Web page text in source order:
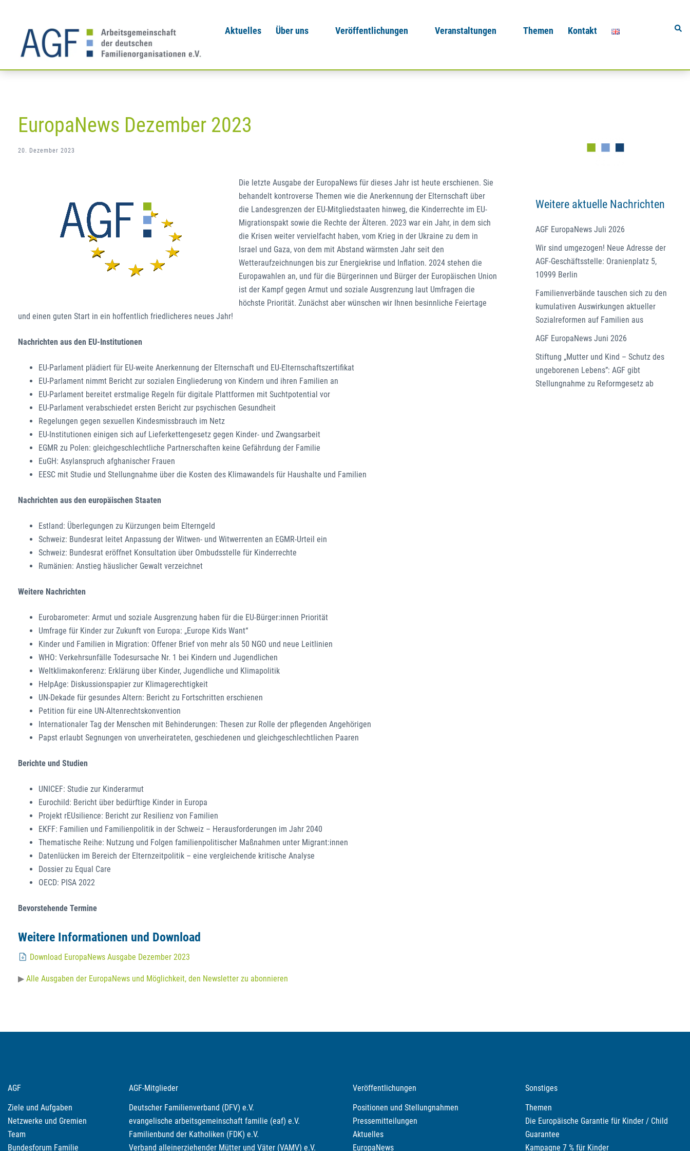
springen
Aktuelles Über uns Veröffentlichungen Veranstaltungen Themen Kontakt
EuropaNews Dezember 2023
20. Dezember 2023
Die letzte Ausgabe der EuropaNews für dieses Jahr ist heute erschienen. Sie
behandelt kontroverse Themen wie die Anerkennung der Elternschaft über
die Landesgrenzen der EU-Mitgliedstaaten hinweg, die Kinderrechte im EU-
Migrationspakt sowie die Rechte der Älteren. 2023 war ein Jahr, in dem sich
die Krisen weiter vervielfacht haben, vom Krieg in der Ukraine zu dem in
Israel und Gaza, von dem mit Abstand wärmsten Jahr seit den
Wetteraufzeichnungen bis zur Energiekrise und Inflation. 2024 stehen die
Europawahlen an, und für die Bürgerinnen und Bürger der Europäischen Union
ist der Kampf gegen Armut und soziale Ausgrenzung laut Umfragen die
höchste Priorität. Zunächst aber wünschen wir Ihnen besinnliche Feiertage
und einen guten Start in ein hoffentlich friedlicheres neues Jahr!
Nachrichten aus den EU-Institutionen
EU-Parlament plädiert für EU-weite Anerkennung der Elternschaft und EU-Elternschaftszertifikat
EU-Parlament nimmt Bericht zur sozialen Eingliederung von Kindern und ihren Familien an
EU-Parlament bereitet erstmalige Regeln für digitale Plattformen mit Suchtpotential vor
EU-Parlament verabschiedet ersten Bericht zur psychischen Gesundheit
Regelungen gegen sexuellen Kindesmissbrauch im Netz
EU-Institutionen einigen sich auf Lieferkettengesetz gegen Kinder- und Zwangsarbeit
EGMR zu Polen: gleichgeschlechtliche Partnerschaften keine Gefährdung der Familie
EuGH: Asylanspruch afghanischer Frauen
EESC mit Studie und Stellungnahme über die Kosten des Klimawandels für Haushalte und Familien
Nachrichten aus den europäischen Staaten
Estland: Überlegungen zu Kürzungen beim Elterngeld
Schweiz: Bundesrat leitet Anpassung der Witwen- und Witwerrenten an EGMR-Urteil ein
Schweiz: Bundesrat eröffnet Konsultation über Ombudsstelle für Kinderrechte
Rumänien: Anstieg häuslicher Gewalt verzeichnet
Weitere Nachrichten
Eurobarometer: Armut und soziale Ausgrenzung haben für die EU-Bürger:innen Priorität
Umfrage für Kinder zur Zukunft von Europa: „Europe Kids Want“
Kinder und Familien in Migration: Offener Brief von mehr als 50 NGO und neue Leitlinien
WHO: Verkehrsunfälle Todesursache Nr. 1 bei Kindern und Jugendlichen
Weltklimakonferenz: Erklärung über Kinder, Jugendliche und Klimapolitik
HelpAge: Diskussionspapier zur Klimagerechtigkeit
UN-Dekade für gesundes Altern: Bericht zu Fortschritten erschienen
Petition für eine UN-Altenrechtskonvention
Internationaler Tag der Menschen mit Behinderungen: Thesen zur Rolle der pflegenden Angehörigen
Papst erlaubt Segnungen von unverheirateten, geschiedenen und gleichgeschlechtlichen Paaren
Berichte und Studien
UNICEF: Studie zur Kinderarmut
Eurochild: Bericht über bedürftige Kinder in Europa
Projekt rEUsilience: Bericht zur Resilienz von Familien
EKFF: Familien und Familienpolitik in der Schweiz – Herausforderungen im Jahr 2040
Thematische Reihe: Nutzung und Folgen familienpolitischer Maßnahmen unter Migrant:innen
Datenlücken im Bereich der Elternzeitpolitik – eine vergleichende kritische Analyse
Dossier zu Equal Care
OECD: PISA 2022
Bevorstehende Termine
Weitere Informationen und Download
Download EuropaNews Ausgabe Dezember 2023
Alle Ausgaben der EuropaNews und Möglichkeit, den Newsletter zu abonnieren
Weitere aktuelle Nachrichten
AGF EuropaNews Juli 2026
Wir sind umgezogen! Neue Adresse der
AGF-Geschäftsstelle: Oranienplatz 5,
10999 Berlin
Familienverbände tauschen sich zu den
kumulativen Auswirkungen aktueller
Sozialreformen auf Familien aus
AGF EuropaNews Juni 2026
Stiftung „Mutter und Kind – Schutz des
ungeborenen Lebens”: AGF gibt
Stellungnahme zu Reformgesetz ab
AGF
Ziele und Aufgaben
Netzwerke und Gremien
Team
Bundesforum Familie
AGF-Mitglieder
Deutscher Familienverband (DFV) e.V.
evangelische arbeitsgemeinschaft familie (eaf) e.V.
Familienbund der Katholiken (FDK) e.V.
Verband alleinerziehender Mütter und Väter (VAMV) e.V.
Veröffentlichungen
Positionen und Stellungnahmen
Pressemitteilungen
Aktuelles
EuropaNews
Sonstiges
Themen
Die Europäische Garantie für Kinder / Child
Guarantee
Kampagne 7 % für Kinder